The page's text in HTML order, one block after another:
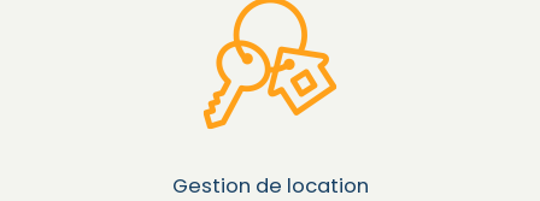
Gestion de location